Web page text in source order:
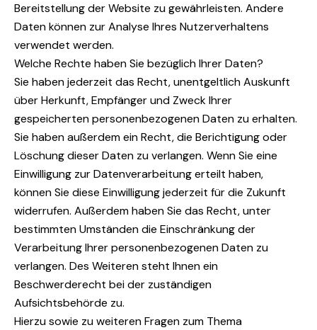
Bereitstellung der Website zu gewährleisten. Andere
Daten können zur Analyse Ihres Nutzerverhaltens
verwendet werden.
Welche Rechte haben Sie bezüglich Ihrer Daten?
Sie haben jederzeit das Recht, unentgeltlich Auskunft
über Herkunft, Empfänger und Zweck Ihrer
gespeicherten personenbezogenen Daten zu erhalten.
Sie haben außerdem ein Recht, die Berichtigung oder
Löschung dieser Daten zu verlangen. Wenn Sie eine
Einwilligung zur Datenverarbeitung erteilt haben,
können Sie diese Einwilligung jederzeit für die Zukunft
widerrufen. Außerdem haben Sie das Recht, unter
bestimmten Umständen die Einschränkung der
Verarbeitung Ihrer personenbezogenen Daten zu
verlangen. Des Weiteren steht Ihnen ein
Beschwerderecht bei der zuständigen
Aufsichtsbehörde zu.
Hierzu sowie zu weiteren Fragen zum Thema